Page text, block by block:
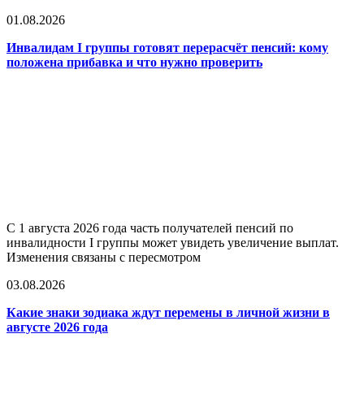
01.08.2026
Инвалидам I группы готовят перерасчёт пенсий: кому
положена прибавка и что нужно проверить
С 1 августа 2026 года часть получателей пенсий по
инвалидности I группы может увидеть увеличение выплат.
Изменения связаны с пересмотром
03.08.2026
Какие знаки зодиака ждут перемены в личной жизни в
августе 2026 года